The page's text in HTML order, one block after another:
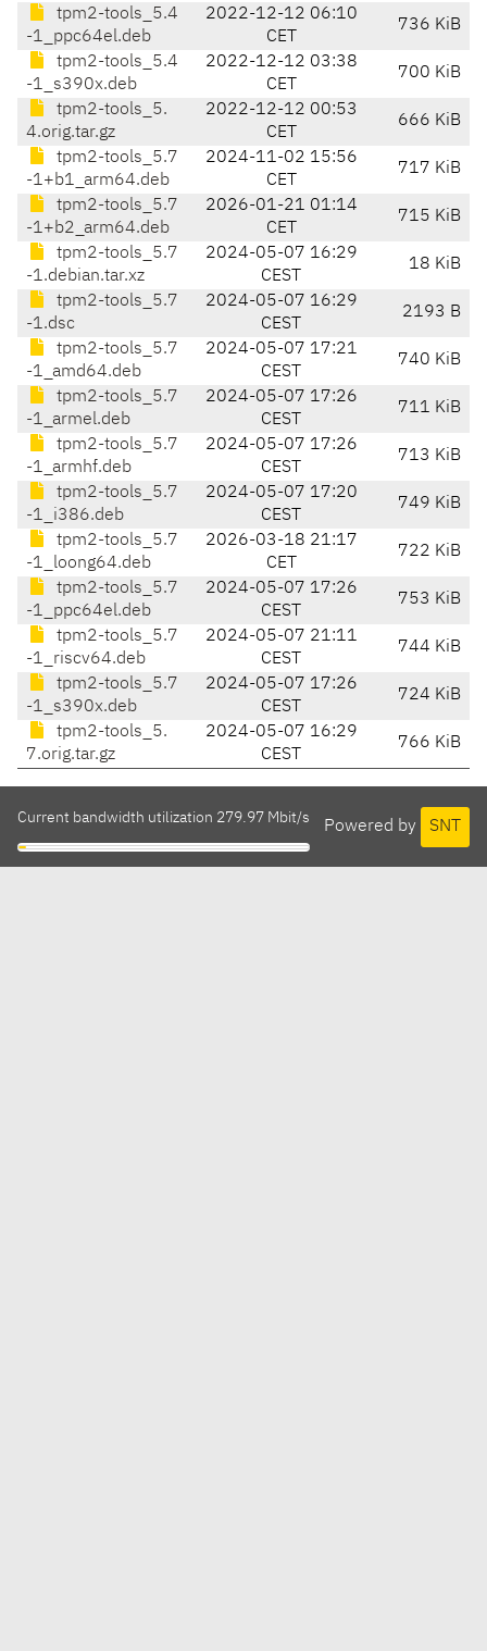
tpm2-tools_5.4
-1_ppc64el.deb
2022-12-12 06:10
CET
736 KiB
tpm2-tools_5.4
-1_s390x.deb
2022-12-12 03:38
CET
700 KiB
tpm2-tools_5.
4.orig.tar.gz
2022-12-12 00:53
CET
666 KiB
tpm2-tools_5.7
-1+b1_arm64.deb
2024-11-02 15:56
CET
717 KiB
tpm2-tools_5.7
-1+b2_arm64.deb
2026-01-21 01:14
CET
715 KiB
tpm2-tools_5.7
-1.debian.tar.xz
2024-05-07 16:29
CEST
18 KiB
tpm2-tools_5.7
-1.dsc
2024-05-07 16:29
CEST
2193 B
tpm2-tools_5.7
-1_amd64.deb
2024-05-07 17:21
CEST
740 KiB
tpm2-tools_5.7
-1_armel.deb
2024-05-07 17:26
CEST
711 KiB
tpm2-tools_5.7
-1_armhf.deb
2024-05-07 17:26
CEST
713 KiB
tpm2-tools_5.7
-1_i386.deb
2024-05-07 17:20
CEST
749 KiB
tpm2-tools_5.7
-1_loong64.deb
2026-03-18 21:17
CET
722 KiB
tpm2-tools_5.7
-1_ppc64el.deb
2024-05-07 17:26
CEST
753 KiB
tpm2-tools_5.7
-1_riscv64.deb
2024-05-07 21:11
CEST
744 KiB
tpm2-tools_5.7
-1_s390x.deb
2024-05-07 17:26
CEST
724 KiB
tpm2-tools_5.
7.orig.tar.gz
2024-05-07 16:29
CEST
766 KiB
Powered by SNT
Current bandwidth utilization 279.97 Mbit/s